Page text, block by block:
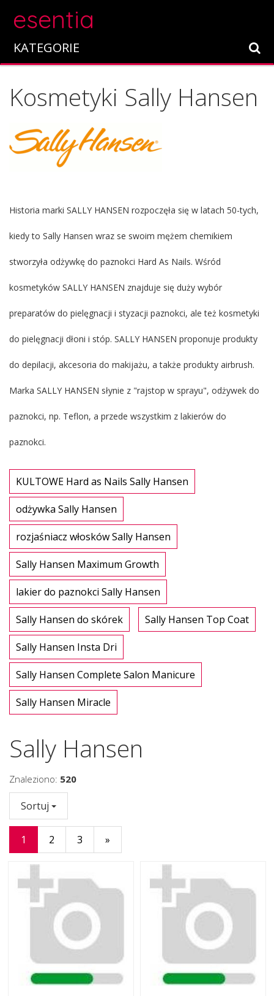
esentia
KATEGORIE
Kosmetyki Sally Hansen
Historia marki SALLY HANSEN rozpoczęła się w latach 50-tych,
kiedy to Sally Hansen wraz se swoim mężem chemikiem
stworzyła odżywkę do paznokci Hard As Nails. Wśród
kosmetyków SALLY HANSEN znajduje się duży wybór
preparatów do pielęgnacji i styzacji paznokci, ale też kosmetyki
do pielęgnacji dłoni i stóp. SALLY HANSEN proponuje produkty
do depilacji, akcesoria do makijażu, a także produkty airbrush.
Marka SALLY HANSEN słynie z "rajstop w sprayu", odżywek do
paznokci, np. Teflon, a przede wszystkim z lakierów do
paznokci.
KULTOWE Hard as Nails Sally Hansen
odżywka Sally Hansen
rozjaśniacz włosków Sally Hansen
Sally Hansen Maximum Growth
lakier do paznokci Sally Hansen
Sally Hansen do skórek Sally Hansen Top Coat
Sally Hansen Insta Dri
Sally Hansen Complete Salon Manicure
Sally Hansen Miracle
Sally Hansen
Znaleziono: 520
Sortuj
1 2 3 »